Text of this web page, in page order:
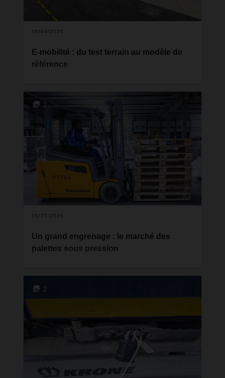
06/04/2026
E-mobilité : du test terrain au modèle de
référence
logistique, DACHSER figure parmi les pionniers en
Europe. Sur trois sites dédiés — Freiburg, Malsch
près de Karlsruhe et Hambourg — le prestataire
logistique mène depuis trois ans des recherches
sur les technologies de propulsion non fossiles et
les exigences qu'elles imposent à l'infrastructure
de recharge. Une visite à Hambourg offre un
premier aperçu d'un projet qui dessine les
contours de demain.
2
05/27/2026
Un grand engrenage : le marché des
palettes sous pression
les supply chains et font tourner la logistique : les
europalettes. Présentes par millions dans les
évidence commence à vaciller. Les palettes de
qualité A et B, indispensables pour l'industrie
alimentaire, se font de plus en plus rares. Le cycle
des palettes est sous pression, avec des
répercussions sur les coûts, la fiabilité de la
planification et la capacité de livraison tout au long
2